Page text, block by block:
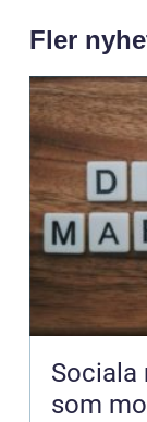
Fler
Sociala
som